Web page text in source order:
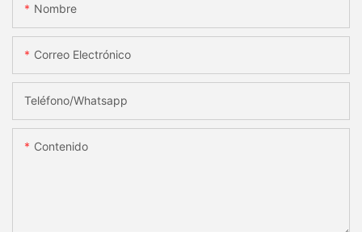
Nombre
Correo Electrónico
Teléfono/whatsapp
Contenido